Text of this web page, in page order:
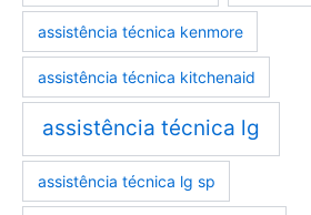
assistência técnica kenmore
assistência técnica kitchenaid
assistência técnica lg
assistência técnica lg sp